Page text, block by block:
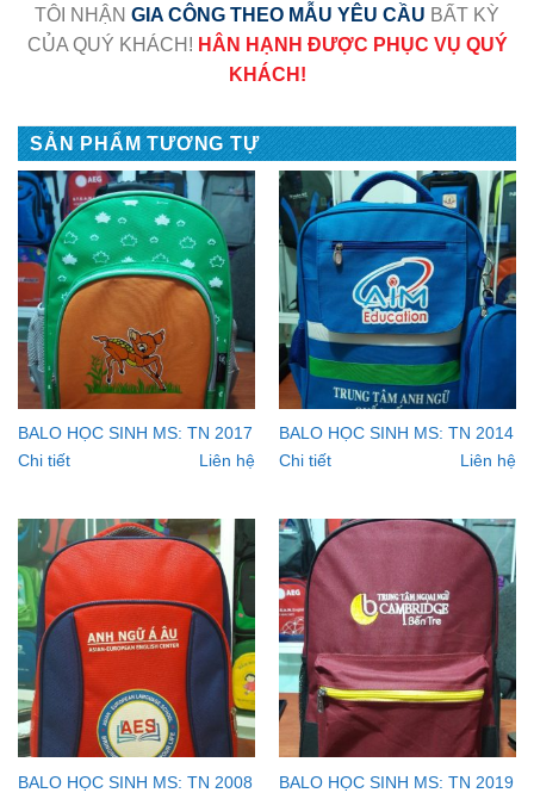
TÔI NHẬN GIA CÔNG THEO MẪU YÊU CẦU BẤT KỲ
CỦA QUÝ KHÁCH! HÂN HẠNH ĐƯỢC PHỤC VỤ QUÝ
KHÁCH!
SẢN PHẨM TƯƠNG TỰ
BALO HỌC SINH MS: TN 2017
Chi tiết
Liên hệ
BALO HỌC SINH MS: TN 2014
Chi tiết
Liên hệ
BALO HỌC SINH MS: TN 2008
BALO HỌC SINH MS: TN 2019